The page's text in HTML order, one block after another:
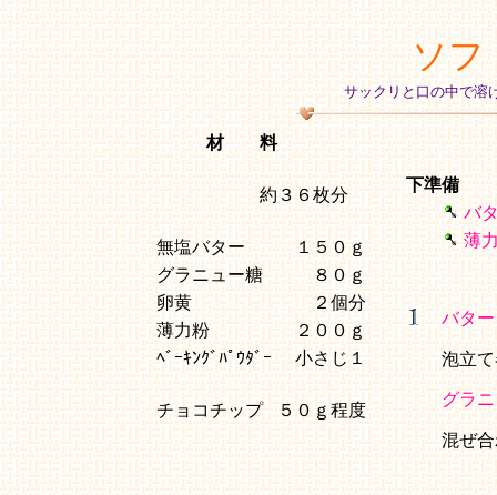
ソフ
サックリと口の中で溶
材 料
約３６枚分
無塩バター
１５０ｇ
グラニュー糖
８０ｇ
卵黄
２個分
薄力粉
２００ｇ
ﾍﾞｰｷﾝｸﾞﾊﾟｳﾀﾞｰ
小さじ１
チョコチップ ５０ｇ程度
下準備
バ
薄
バター
泡立
グラ
混ぜ